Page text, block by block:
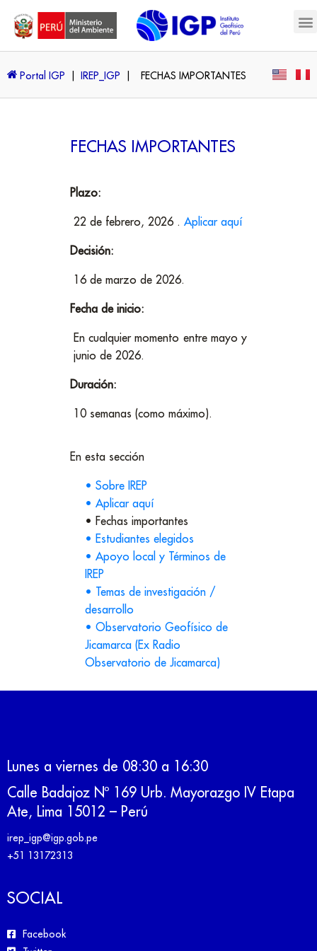
Portal IGP IREP_IGP FECHAS IMPORTANTES
FECHAS IMPORTANTES
Plazo:
22 de febrero, 2026 . Aplicar aquí
Decisión:
16 de marzo de 2026.
Fecha de inicio:
En cualquier momento entre mayo y
junio de 2026.
Duración:
10 semanas (como máximo).
En esta sección
• Sobre IREP
• Aplicar aquí
• Fechas importantes
• Estudiantes elegidos
• Apoyo local y Términos de
IREP
• Temas de investigación /
desarrollo
• Observatorio Geofísico de
Jicamarca (Ex Radio
Observatorio de Jicamarca)
Lunes a viernes de 08:30 a 16:30
Calle Badajoz Nº 169 Urb. Mayorazgo IV Etapa
Ate, Lima 15012 – Perú
irep_igp@igp.gob.pe
+51 13172313
SOCIAL
Facebook